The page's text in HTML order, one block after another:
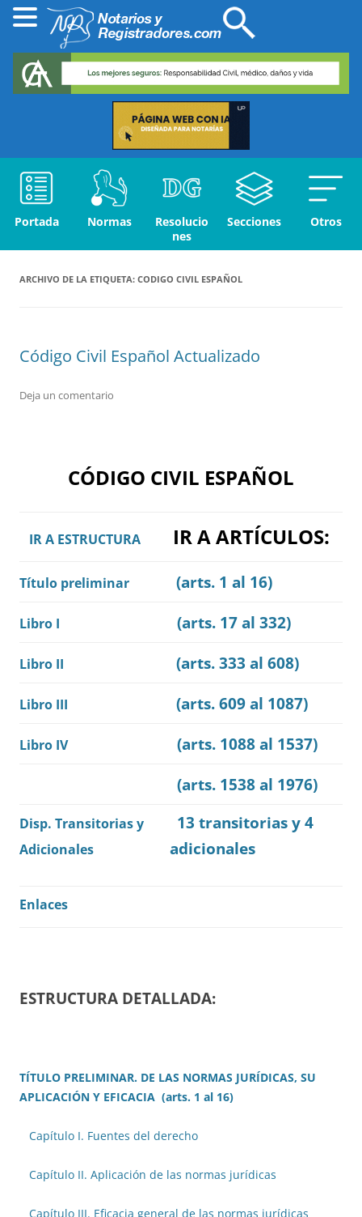
Portada Normas
Resolucio
nes
Secciones Otros
ARCHIVO DE LA ETIQUETA: CODIGO CIVIL ESPAÑOL
Código Civil Español Actualizado
Deja un comentario
CÓDIGO CIVIL ESPAÑOL
IR A ESTRUCTURA IR A ARTÍCULOS:
Título preliminar (arts. 1 al 16)
Libro I (arts. 17 al 332)
Libro II (arts. 333 al 608)
Libro III (arts. 609 al 1087)
Libro IV
(arts. 1088 al 1537)
(arts. 1538 al 1976)
Disp. Transitorias y
Adicionales
13 transitorias y 4
adicionales
Enlaces
ESTRUCTURA DETALLADA:
TÍTULO PRELIMINAR. DE LAS NORMAS JURÍDICAS, SU
APLICACIÓN Y EFICACIA (arts. 1 al 16)
Capítulo I. Fuentes del derecho
Capítulo II. Aplicación de las normas jurídicas
Capítulo III. Eficacia general de las normas jurídicas